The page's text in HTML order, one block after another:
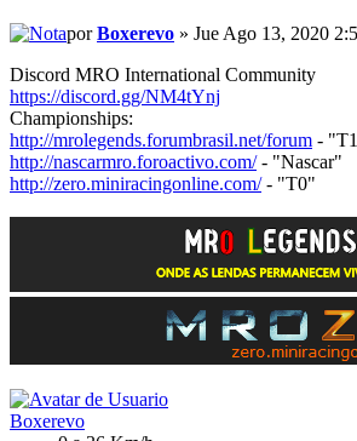
porBoxerevo » Jue Ago 13, 2020
Discord MRO International Community
https://discord.gg/NM4tYnj
Championships:
http://mrolegends.forumbrasil.net/forum -
http://nascarmro.foroactivo.com/- "Nascar"
http://zero.miniracingonline.com/- "T0"
Boxerevo